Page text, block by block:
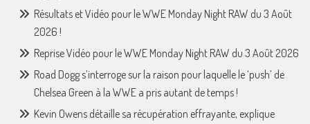
Résultats et Vidéo pour le WWE Monday Night RAW du 3 Août
2026 !
Reprise Vidéo pour le WWE Monday Night RAW du 3 Août 2026
Road Dogg s’interroge sur la raison pour laquelle le ‘push’ de
Chelsea Green à la WWE a pris autant de temps !
Kevin Owens détaille sa récupération effrayante, explique